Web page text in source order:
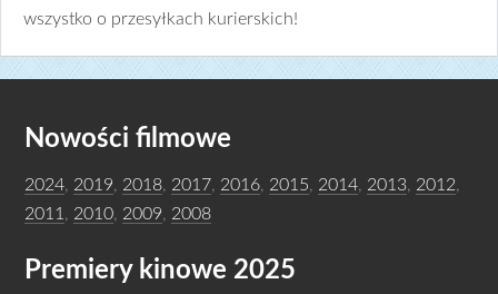
wszystko o przesyłkach kurierskich!
Nowości filmowe
2024 2019 2018 2017 2016 2015 2014 2013 2012
2011
2010 2009 2008
Premiery kinowe 2025